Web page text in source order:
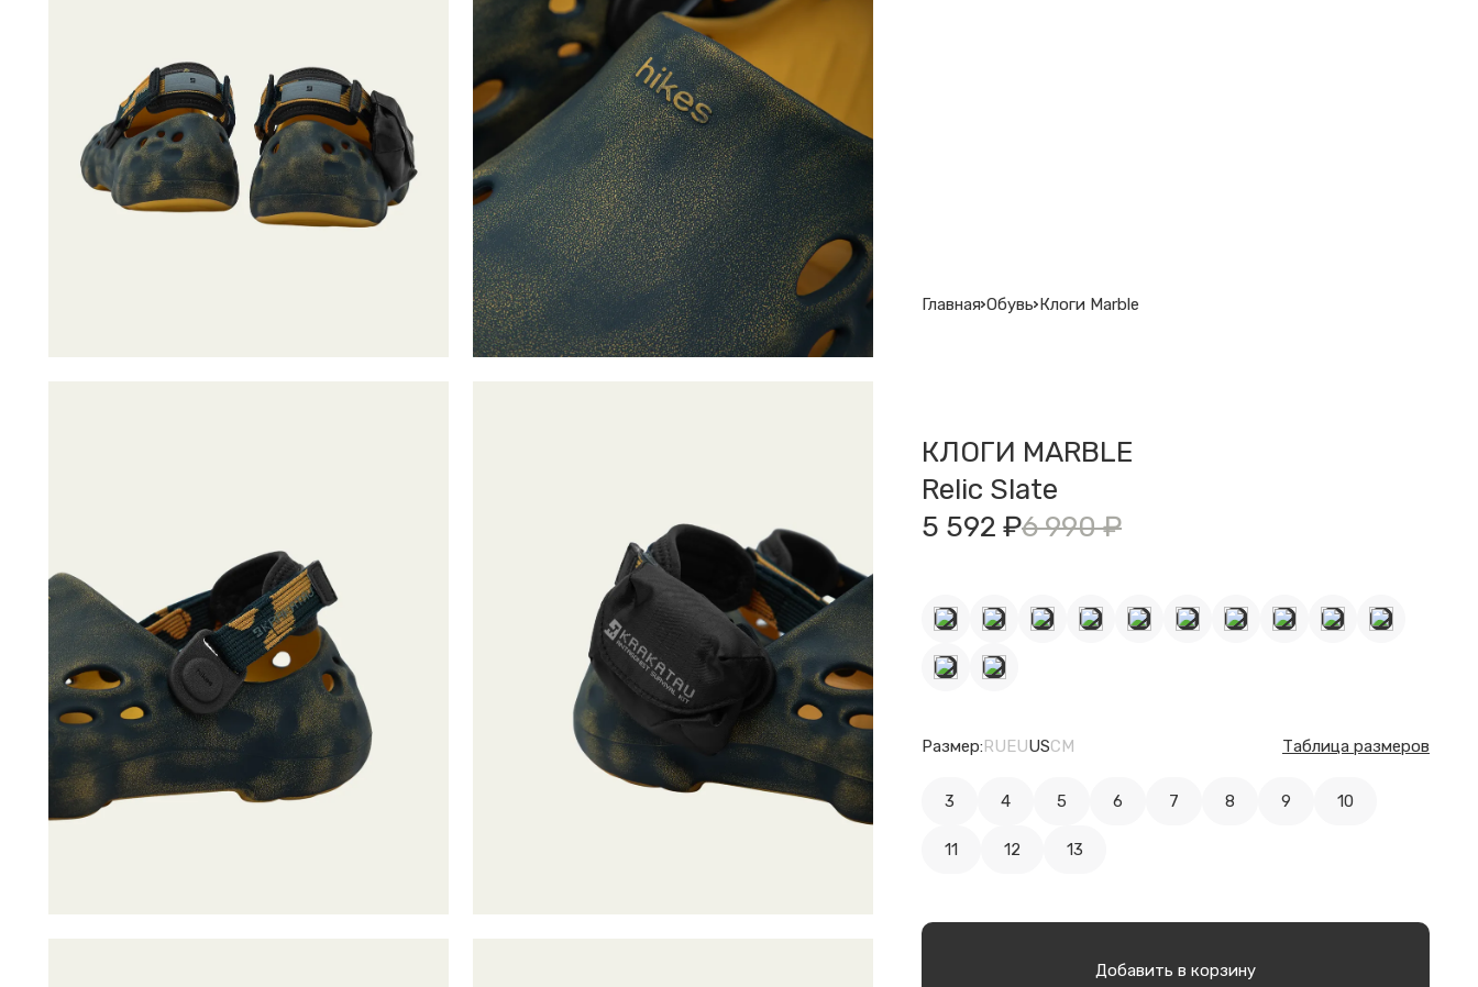
Главная Обувь Клоги Marble
КЛОГИ MARBLE
Relic Slate
5 592 ₽6 990 ₽
Размер:RUEUUSCM Таблица размеров
3 4 5 6 7 8 9 10
11 12 13
Добавить в корзину